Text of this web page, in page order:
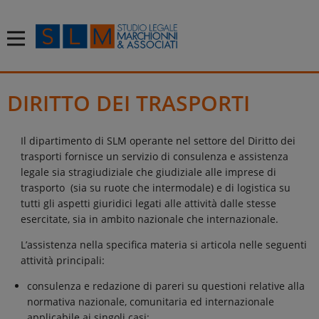
DIRITTO DEI TRASPORTI
Il dipartimento di SLM operante nel settore del Diritto dei
trasporti fornisce un servizio di consulenza e assistenza
legale sia stragiudiziale che giudiziale alle imprese di
trasporto (sia su ruote che intermodale) e di logistica su
tutti gli aspetti giuridici legati alle attività dalle stesse
esercitate, sia in ambito nazionale che internazionale.
L’assistenza nella specifica materia si articola nelle seguenti
attività principali:
consulenza e redazione di pareri su questioni relative alla
normativa nazionale, comunitaria ed internazionale